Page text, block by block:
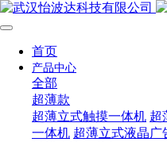
首页
产品中心
全部
超薄款
超薄立式触摸一体机 超
一体机 超薄立式液晶广